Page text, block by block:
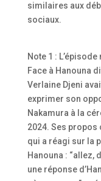
similaires aux
sociaux.
Note 1 :
Face à Hanouna
Verlaine Djeni
exprimer son
Nakamura à la
2024. Ses propos
qui a réagi sur la
Hanouna : “allez,
une réponse